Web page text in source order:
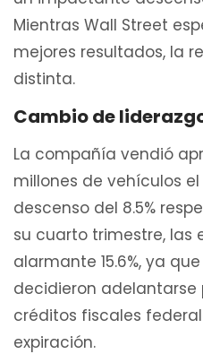
Mientras Wall Street
mejores resultados, la
distinta.
Cambio de
La compañía vendió
millones de vehículos
descenso del 8.5%
su cuarto trimestre, las
alarmante 15.6%, ya
decidieron adelantarse
créditos fiscales
expiración.